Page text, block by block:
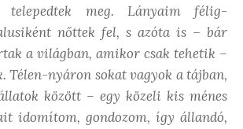
telepedtek meg. Lányaim félig-
nőttek fel, s azóta is – bár
a világban, amikor csak tehetik –
Télen-nyáron sokat vagyok a tájban,
között – egy közeli kis ménes
idomítom, gondozom, így állandó,